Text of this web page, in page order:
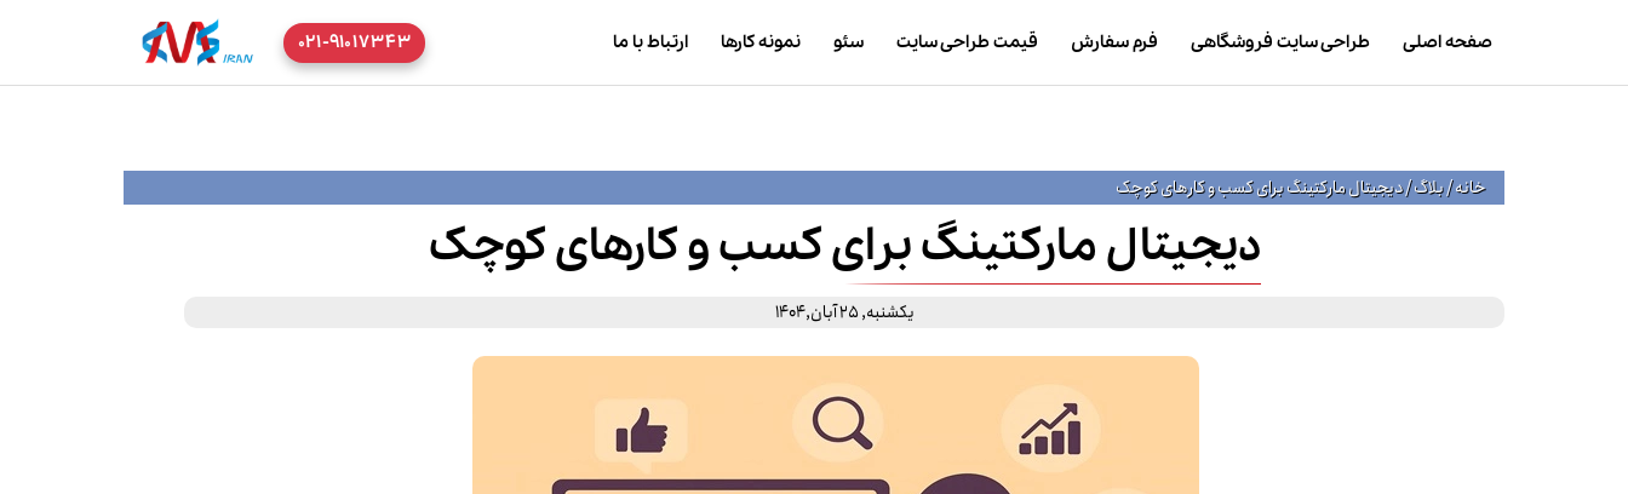
صفحه اصلی طراحی سایت فروشگاهی فرم سفارش قیمت طراحی سایت سئو نمونه کارها ارتباط با ما ۰۲۱-۹۱۰۱۷۳۴۳
خانه/بلاگ/دیجیتال مارکتینگ برای کسب‌ و کارهای کوچک
دیجیتال مارکتینگ برای کسب‌ و کارهای کوچک
یکشنبه, 25 آبان,1404